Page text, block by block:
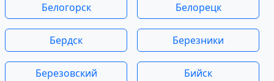
Белогорск Белорецк
Бердск Березники
Березовский Бийск